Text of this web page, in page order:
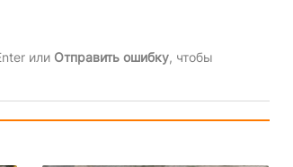
или Отправить ошибку, чтобы